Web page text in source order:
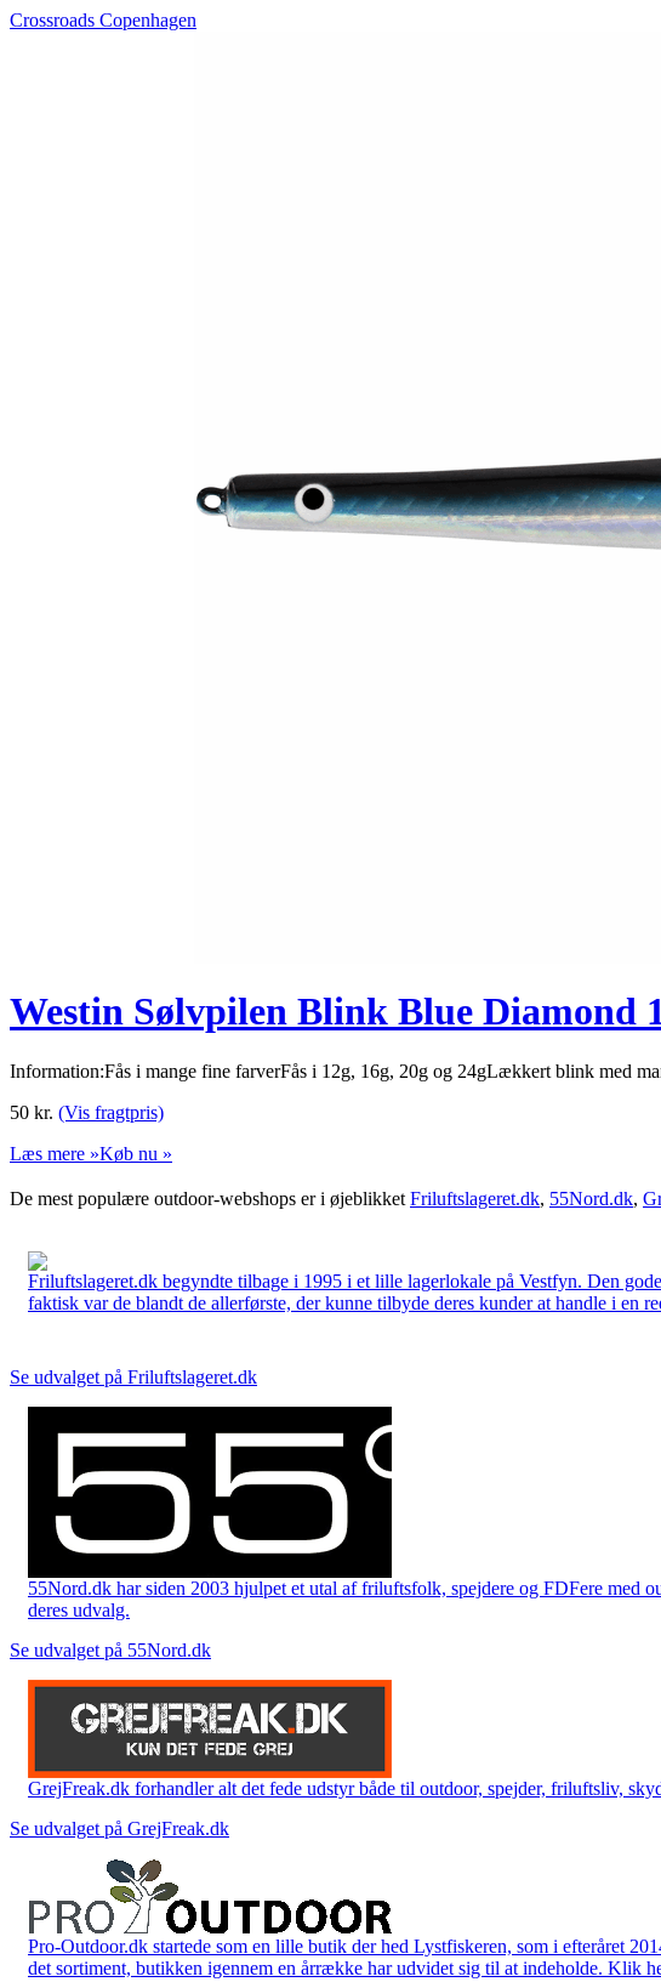
Crossroads Copenhagen
Westin Sølvpilen Blink Blue Diamond
Information:Fås i mange fine farverFås i 12g, 16g, 20g og 24gLækkert blink med
50 kr. (Vis fragtpris)
Læs mere »Køb nu »
De mest populære outdoor-webshops er i øjeblikket Friluftslageret.dk, 55Nord.dk,
Friluftslageret.dk begyndte tilbage i 1995 i et lille lagerlokale på Vestfyn. Den
faktisk var de blandt de allerførste, der kunne tilbyde deres kunder at handle i en
Se udvalget på Friluftslageret.dk
55Nord.dk har siden 2003 hjulpet et utal af friluftsfolk, spejdere og FDFere
deres udvalg.
Se udvalget på 55Nord.dk
GrejFreak.dk forhandler alt det fede udstyr både til outdoor, spejder, friluftsliv,
Se udvalget på GrejFreak.dk
Pro-Outdoor.dk startede som en lille butik der hed Lystfiskeren, som i efteråret
det sortiment, butikken igennem en årrække har udvidet sig til at indeholde. Klik